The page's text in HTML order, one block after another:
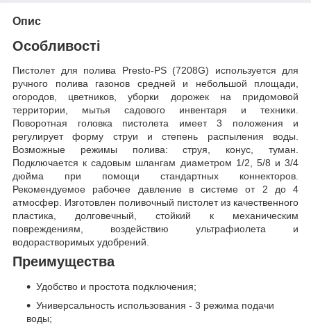
Опис
Особливості
Пистолет для полива Presto-PS (7208G) используется для
ручного полива газонов средней и небольшой площади,
огородов, цветников, уборки дорожек на придомовой
территории, мытья садового инвентаря и техники.
Поворотная головка пистолета имеет 3 положения и
регулирует форму струи и степень распыления воды.
Возможные режимы полива: струя, конус, туман.
Подключается к садовым шлангам диаметром 1/2, 5/8 и 3/4
дюйма при помощи стандартных коннекторов.
Рекомендуемое рабочее давление в системе от 2 до 4
атмосфер. Изготовлен поливочный пистолет из качественного
пластика, долговечный, стойкий к механическим
повреждениям, воздействию ультрафиолета и
водорастворимых удобрений.
Преимущества
Удобство и простота подключения;
Универсальность использования - 3 режима подачи
воды;